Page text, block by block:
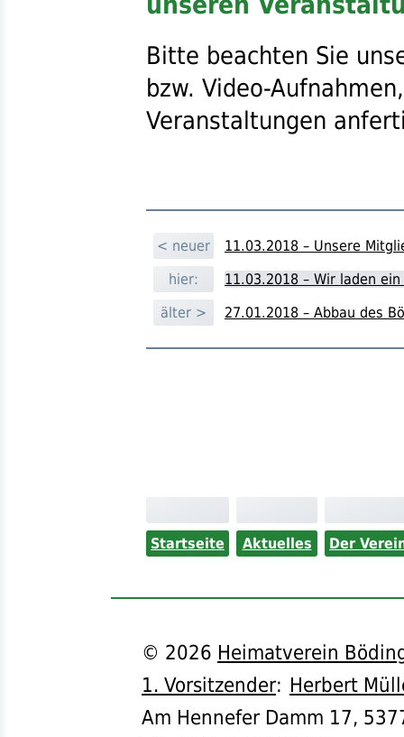
Bitte beachten Sie
bzw. Video-
Veranstaltungen
< neuer
11.03.2018 – Unsere
hier:
11.03.2018 – Wir laden
älter >
27.01.2018 – Abbau des
Startseite Aktuelles Der
© 2026 Heimatverein
1. Vorsitzender: Herbert
Am Hennefer Damm 17,